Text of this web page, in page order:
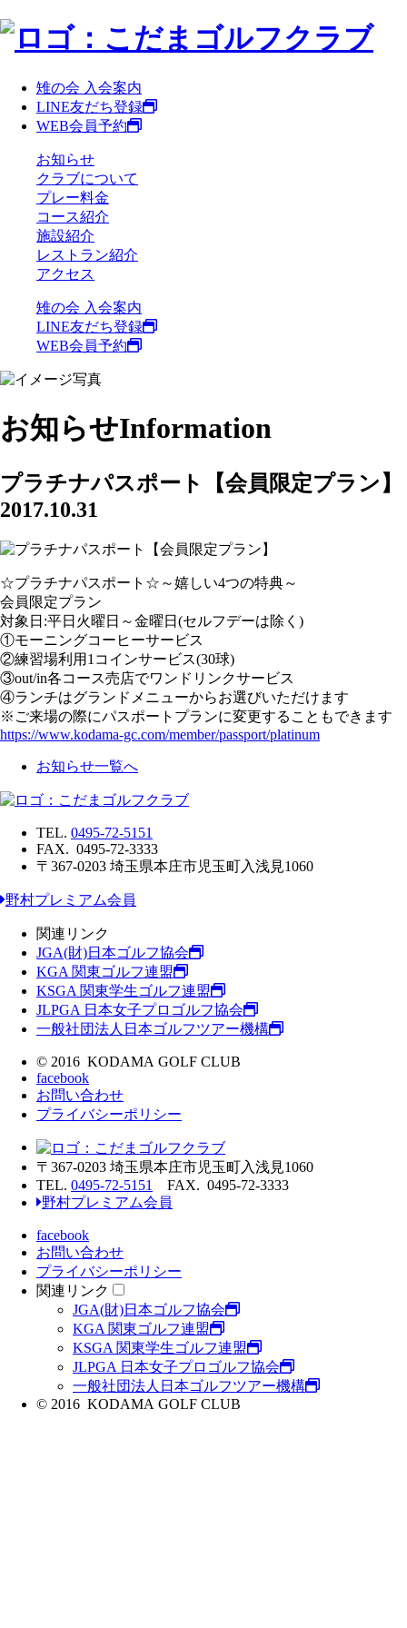
雉の会 入会案内
LINE友だち登録
WEB会員予約
お知らせ
クラブについて
プレー料金
コース紹介
施設紹介
レストラン紹介
アクセス
雉の会 入会案内
LINE友だち登録
WEB会員予約
お知らせInformation
プラチナパスポート【会員限定プラン】
2017.10.31
☆プラチナパスポート☆～嬉しい4つの特典～
会員限定プラン
対象日:平日火曜日～金曜日(セルフデーは除く)
①モーニングコーヒーサービス
②練習場利用1コインサービス(30球)
③out/in各コース売店でワンドリンクサービス
④ランチはグランドメニューからお選びいただけます
※ご来場の際にパスポートプランに変更することもできます
https://www.kodama-gc.com/member/passport/platinum
お知らせ一覧へ
TEL. 0495-72-5151
FAX. 0495-72-3333
〒367-0203 埼玉県本庄市児玉町入浅見1060
野村プレミアム会員
関連リンク
JGA(財)日本ゴルフ協会
KGA 関東ゴルフ連盟
KSGA 関東学生ゴルフ連盟
JLPGA 日本女子プロゴルフ協会
一般社団法人日本ゴルフツアー機構
© 2016 KODAMA GOLF CLUB
facebook
お問い合わせ
プライバシーポリシー
〒367-0203 埼玉県本庄市児玉町入浅見1060
TEL. 0495-72-5151
FAX. 0495-72-3333
野村プレミアム会員
facebook
お問い合わせ
プライバシーポリシー
関連リンク
JGA(財)日本ゴルフ協会
KGA 関東ゴルフ連盟
KSGA 関東学生ゴルフ連盟
JLPGA 日本女子プロゴルフ協会
一般社団法人日本ゴルフツアー機構
© 2016 KODAMA GOLF CLUB